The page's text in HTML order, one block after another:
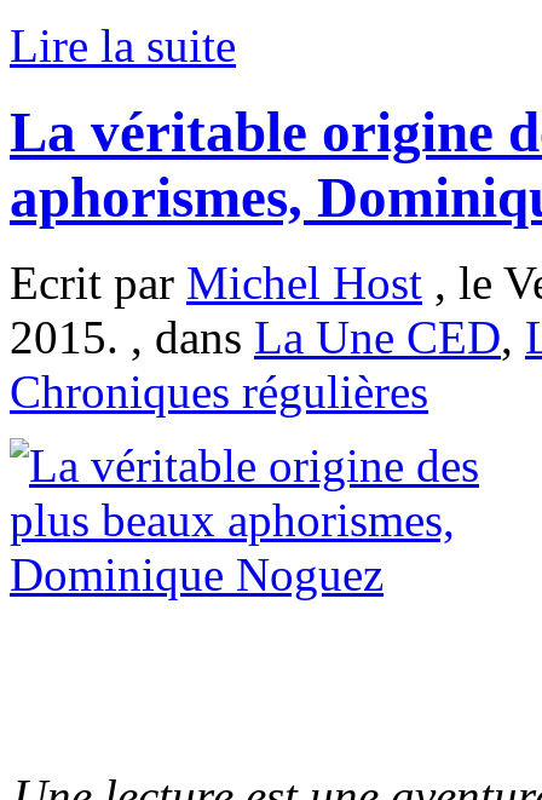
Lire la suite
La véritable origine
aphorismes,
Ecrit par Michel Host , le
2015. , dans La Une CED,
Chroniques régulières